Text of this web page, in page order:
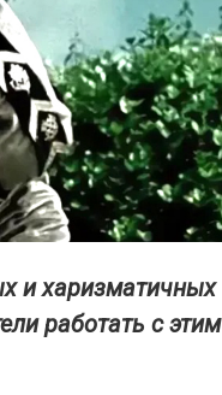
и харизматичных
работать с этим